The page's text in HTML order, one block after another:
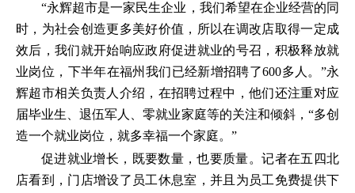
“永辉超市是一家民生企业，我们希望在企业经营的同
时，为社会创造更多美好价值，所以在调改店取得一定成
效后，我们就开始响应政府促进就业的号召，积极释放就
业岗位，下半年在福州我们已经新增招聘了600多人。”永
辉超市相关负责人介绍，在招聘过程中，他们还注重对应
届毕业生、退伍军人、零就业家庭等的关注和倾斜，“多创
造一个就业岗位，就多幸福一个家庭。”
促进就业增长，既要数量，也要质量。记者在五四北
店看到，门店增设了员工休息室，并且为员工免费提供下